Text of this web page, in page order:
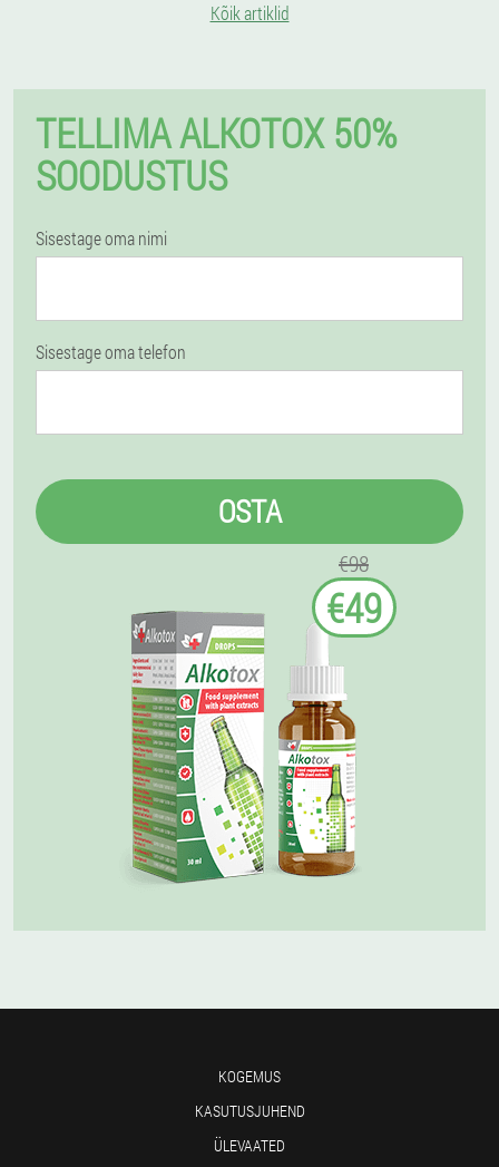
Kõik artiklid
TELLIMA ALKOTOX 50%
SOODUSTUS
Sisestage oma nimi
Sisestage oma telefon
OSTA
€98
€49
KOGEMUS
KASUTUSJUHEND
ÜLEVAATED